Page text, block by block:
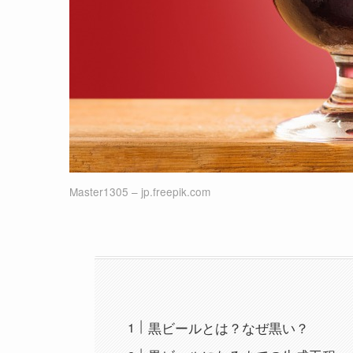
Master1305 – jp.freepik.com
黒ビールとは？なぜ黒い？